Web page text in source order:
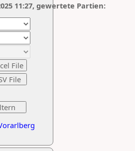
11:27, gewertete Partien: